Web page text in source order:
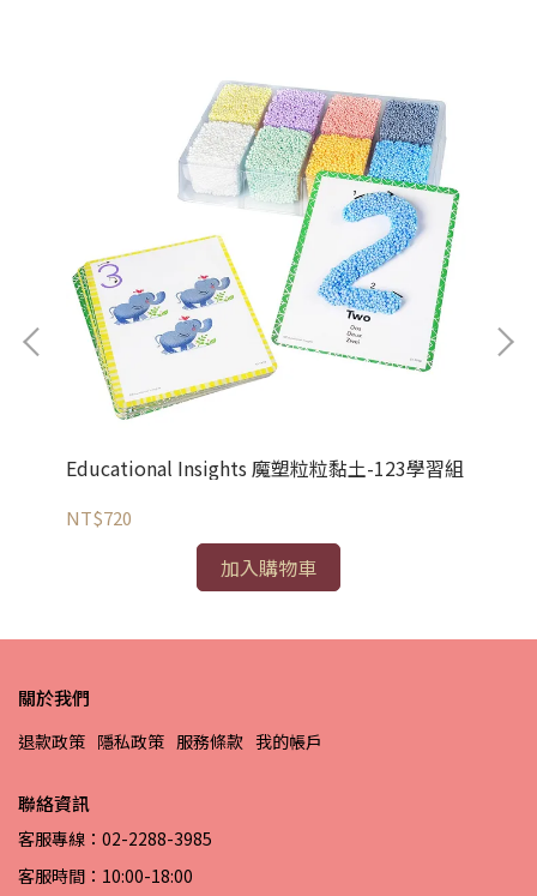
Educational Insights 魔塑粒粒黏土-123學習組
NT$720
加入購物車
關於我們
退款政策 隱私政策 服務條款 我的帳戶
聯絡資訊
客服專線：02-2288-3985
客服時間：10:00-18:00